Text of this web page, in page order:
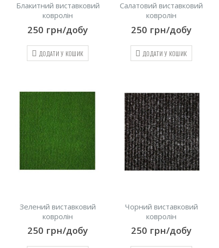
Блакитний виставковий
ковролін
250 грн/добу
ДОДАТИ У КОШИК
Салатовий виставковий
ковролін
250 грн/добу
ДОДАТИ У КОШИК
Зелений виставковий
ковролін
250 грн/добу
Чорний виставковий
ковролін
250 грн/добу